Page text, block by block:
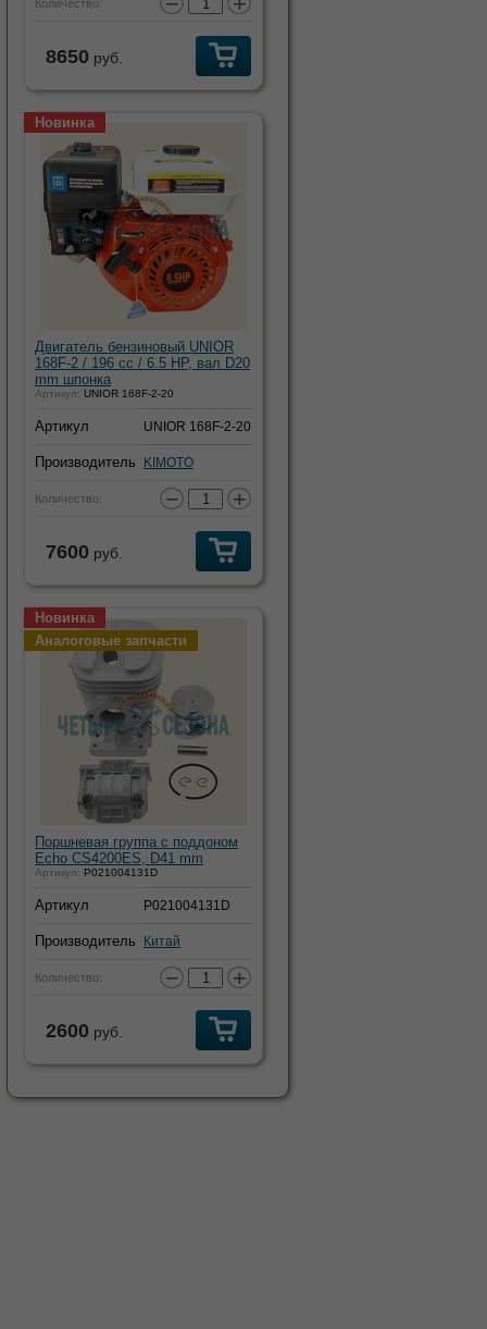
Количество:
8650 руб.
Новинка
Двигатель бензиновый UNIOR
168F-2 / 196 cc / 6.5 HP, вал D20
mm шпонка
Артикул: UNIOR 168F-2-20
Артикул UNIOR 168F-2-20
Производитель KIMOTO
Количество: − +
7600 руб.
Новинка
Аналоговые запчасти
Поршневая группа с поддоном
Echo CS4200ES, D41 mm
Артикул: P021004131D
Артикул P021004131D
Производитель Китай
Количество: − +
2600 руб.